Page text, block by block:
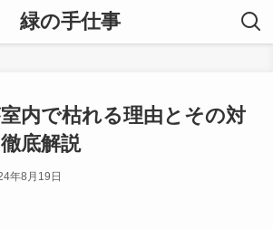
緑の手仕事
内で枯れる理由とその対
底解説
年8月19日